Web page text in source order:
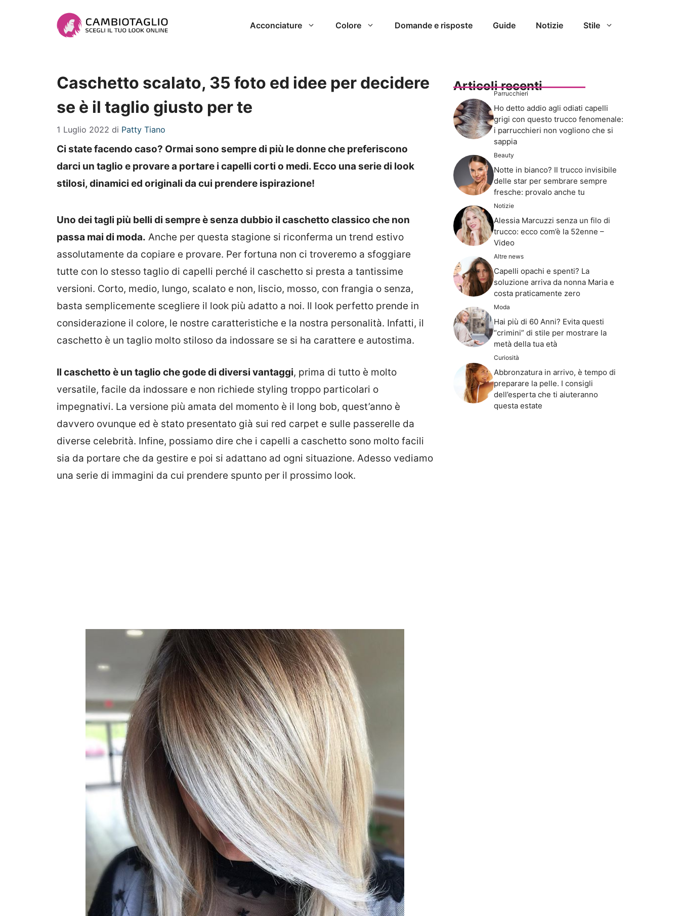
Acconciature Colore Domande e risposte Guide Notizie Stile
Caschetto scalato, 35 foto ed idee per decidere
se è il taglio giusto per te
1 Luglio 2022 di Patty Tiano
Ci state facendo caso? Ormai sono sempre di più le donne che preferiscono
darci un taglio e provare a portare i capelli corti o medi. Ecco una serie di look
stilosi, dinamici ed originali da cui prendere ispirazione!
Uno dei tagli più belli di sempre è senza dubbio il caschetto classico che non
passa mai di moda. Anche per questa stagione si riconferma un trend estivo
assolutamente da copiare e provare. Per fortuna non ci troveremo a sfoggiare
tutte con lo stesso taglio di capelli perché il caschetto si presta a tantissime
versioni. Corto, medio, lungo, scalato e non, liscio, mosso, con frangia o senza,
basta semplicemente scegliere il look più adatto a noi. Il look perfetto prende in
considerazione il colore, le nostre caratteristiche e la nostra personalità. Infatti, il
caschetto è un taglio molto stiloso da indossare se si ha carattere e autostima.
Il caschetto è un taglio che gode di diversi vantaggi, prima di tutto è molto
versatile, facile da indossare e non richiede styling troppo particolari o
impegnativi. La versione più amata del momento è il long bob, quest’anno è
davvero ovunque ed è stato presentato già sui red carpet e sulle passerelle da
diverse celebrità. Infine, possiamo dire che i capelli a caschetto sono molto facili
sia da portare che da gestire e poi si adattano ad ogni situazione. Adesso vediamo
una serie di immagini da cui prendere spunto per il prossimo look.
Articoli recenti
Parrucchieri
Ho detto addio agli odiati capelli
grigi con questo trucco fenomenale:
i parrucchieri non vogliono che si
sappia
Beauty
Notte in bianco? Il trucco invisibile
delle star per sembrare sempre
fresche: provalo anche tu
Notizie
Alessia Marcuzzi senza un filo di
trucco: ecco com’è la 52enne –
Video
Altre news
Capelli opachi e spenti? La
soluzione arriva da nonna Maria e
costa praticamente zero
Moda
Hai più di 60 Anni? Evita questi
“crimini” di stile per mostrare la
metà della tua età
Curiosità
Abbronzatura in arrivo, è tempo di
preparare la pelle. I consigli
dell’esperta che ti aiuteranno
questa estate